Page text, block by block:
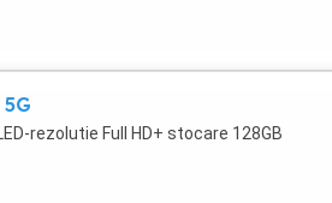
rezolutie Full HD+ stocare 128GB